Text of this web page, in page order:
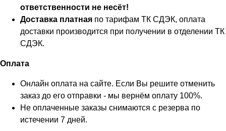
ответственности не несёт!
Доставка платная по тарифам ТК СДЭК, оплата
доставки производится при получении в отделении ТК
СДЭК.
Оплата
Онлайн оплата на сайте. Если Вы решите отменить
заказ до его отправки - мы вернём оплату 100%.
Не оплаченные заказы снимаются с резерва по
истечении 7 дней.